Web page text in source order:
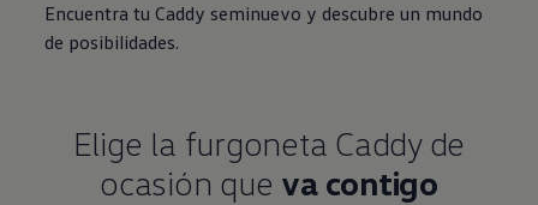
Encuentra tu Caddy seminuevo y descubre un mundo
de posibilidades.
Elige la furgoneta Caddy de
ocasión que va contigo